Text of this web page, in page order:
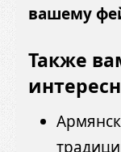
вашему
Также